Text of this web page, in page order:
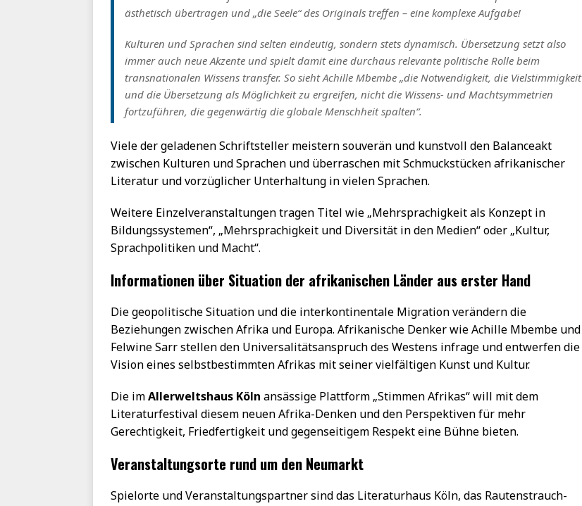
ästhetisch übertragen und „die Seele“ des Originals treffen – eine komplexe Aufgabe!
Kulturen und Sprachen sind selten eindeutig, sondern stets dynamisch. Übersetzung setzt also
immer auch neue Akzente und spielt damit eine durchaus relevante politische Rolle beim
transnationalen Wissens transfer. So sieht Achille Mbembe „die Notwendigkeit, die Vielstimmigkeit
und die Übersetzung als Möglichkeit zu ergreifen, nicht die Wissens- und Machtsymmetrien
fortzuführen, die gegenwärtig die globale Menschheit spalten“.
Viele der geladenen Schriftsteller meistern souverän und kunstvoll den Balanceakt
zwischen Kulturen und Sprachen und überraschen mit Schmuckstücken afrikanischer
Literatur und vorzüglicher Unterhaltung in vielen Sprachen.
Weitere Einzelveranstaltungen tragen Titel wie „Mehrsprachigkeit als Konzept in
Bildungssystemen“, „Mehrsprachigkeit und Diversität in den Medien“ oder „Kultur,
Sprachpolitiken und Macht“.
Informationen über Situation der afrikanischen Länder aus erster Hand
Die geopolitische Situation und die interkontinentale Migration verändern die
Beziehungen zwischen Afrika und Europa. Afrikanische Denker wie Achille Mbembe und
Felwine Sarr stellen den Universalitätsanspruch des Westens infrage und entwerfen die
Vision eines selbstbestimmten Afrikas mit seiner vielfältigen Kunst und Kultur.
Die imAllerweltshaus Köln ansässige Plattform „Stimmen Afrikas“ will mit dem
Literaturfestival diesem neuen Afrika-Denken und den Perspektiven für mehr
Gerechtigkeit, Friedfertigkeit und gegenseitigem Respekt eine Bühne bieten.
Veranstaltungsorte rund um den Neumarkt
Spielorte und Veranstaltungspartner sind das Literaturhaus Köln, das Rautenstrauch-